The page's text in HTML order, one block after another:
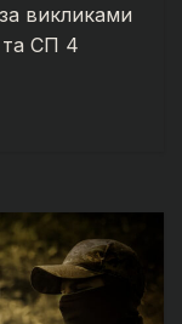
викликами
та СП 4